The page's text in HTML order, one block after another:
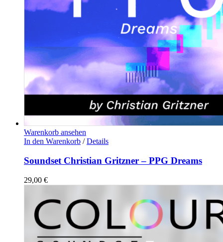
Warenkorb ansehen
In den Warenkorb / Details
Soundset Christian Gritzner – PPG Dreams
29,00 €